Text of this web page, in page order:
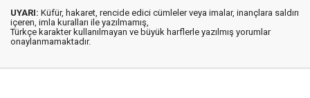
UYARI: Küfür, hakaret, rencide edici cümleler veya imalar, inançlara saldırı
içeren, imla kuralları ile yazılmamış,
Türkçe karakter kullanılmayan ve büyük harflerle yazılmış yorumlar
onaylanmamaktadır.